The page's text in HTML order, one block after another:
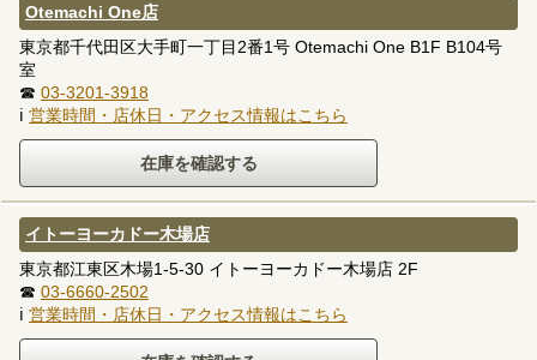
Otemachi One店
東京都千代田区大手町一丁目2番1号 Otemachi One B1F B104号
室
☎ 03-3201-3918
ℹ 営業時間・店休日・アクセス情報はこちら
イトーヨーカドー木場店
東京都江東区木場1-5-30 イトーヨーカドー木場店 2F
☎ 03-6660-2502
ℹ 営業時間・店休日・アクセス情報はこちら